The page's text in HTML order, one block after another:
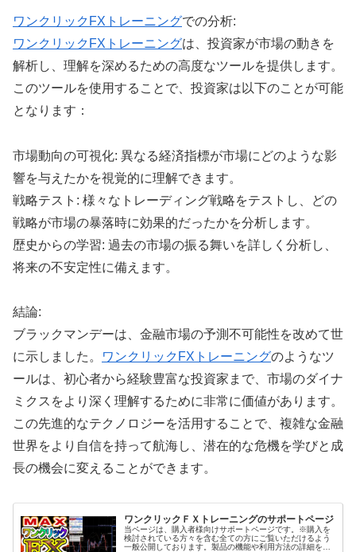
ワンクリックFXトレーニングでの分析:
ワンクリックFXトレーニングは、投資家が市場の動きを
解析し、理解を深めるための高度なツールを提供します。
このツールを使用することで、投資家は以下のことが可能
となります：
市場動向の可視化: 異なる経済指標が市場にどのような影
響を与えたかを視覚的に理解できます。
戦略テスト: 様々なトレーディング戦略をテストし、どの
戦略が市場の暴落時に効果的だったかを分析します。
歴史からの学習: 過去の市場の振る舞いを詳しく分析し、
将来の不安定性に備えます。
結論:
ブラックマンデーは、金融市場の予測不可能性を改めて世
に示しました。
ワンクリックFXトレーニングのようなツ
ールは、初心者から経験豊富な投資家まで、市場のダイナ
ミクスをより深く理解するために非常に価値があります。
この先進的なテクノロジーを活用することで、複雑な金融
世界をより自信を持って航海し、潜在的な危機を学びと成
長の機会に変えることができます。
ワンクリックＦＸトレーニングのサポートページ
当ページは、購入者様向けサポートページです。※購入を
検討されている方々を含む全ての方にご覧いただけるよう
一般公開しております。製品の機能や利用方法の詳細をご